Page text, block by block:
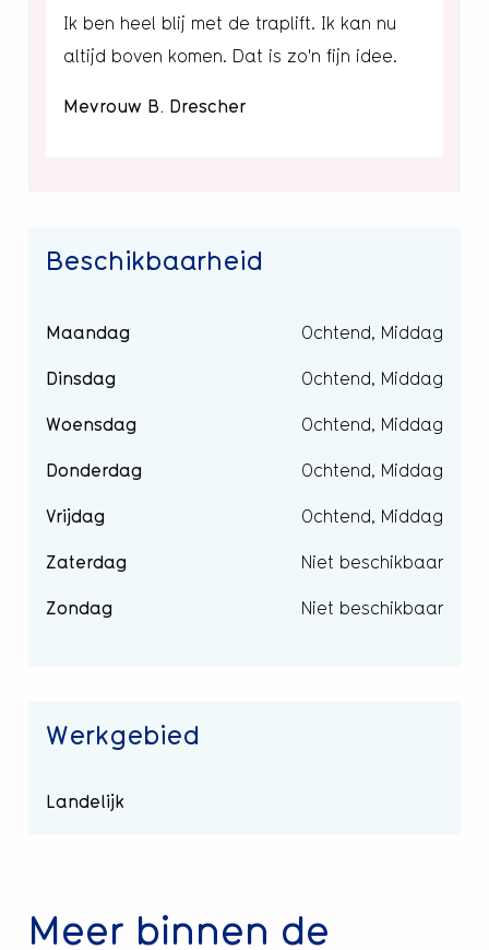
Ik ben heel blij met de traplift. Ik kan nu
altijd boven komen. Dat is zo'n fijn idee.
Mevrouw B. Drescher
Beschikbaarheid
Maandag Ochtend, Middag
Dinsdag Ochtend, Middag
Woensdag Ochtend, Middag
Donderdag Ochtend, Middag
Vrijdag Ochtend, Middag
Zaterdag Niet beschikbaar
Zondag Niet beschikbaar
Werkgebied
Landelijk
Meer binnen de